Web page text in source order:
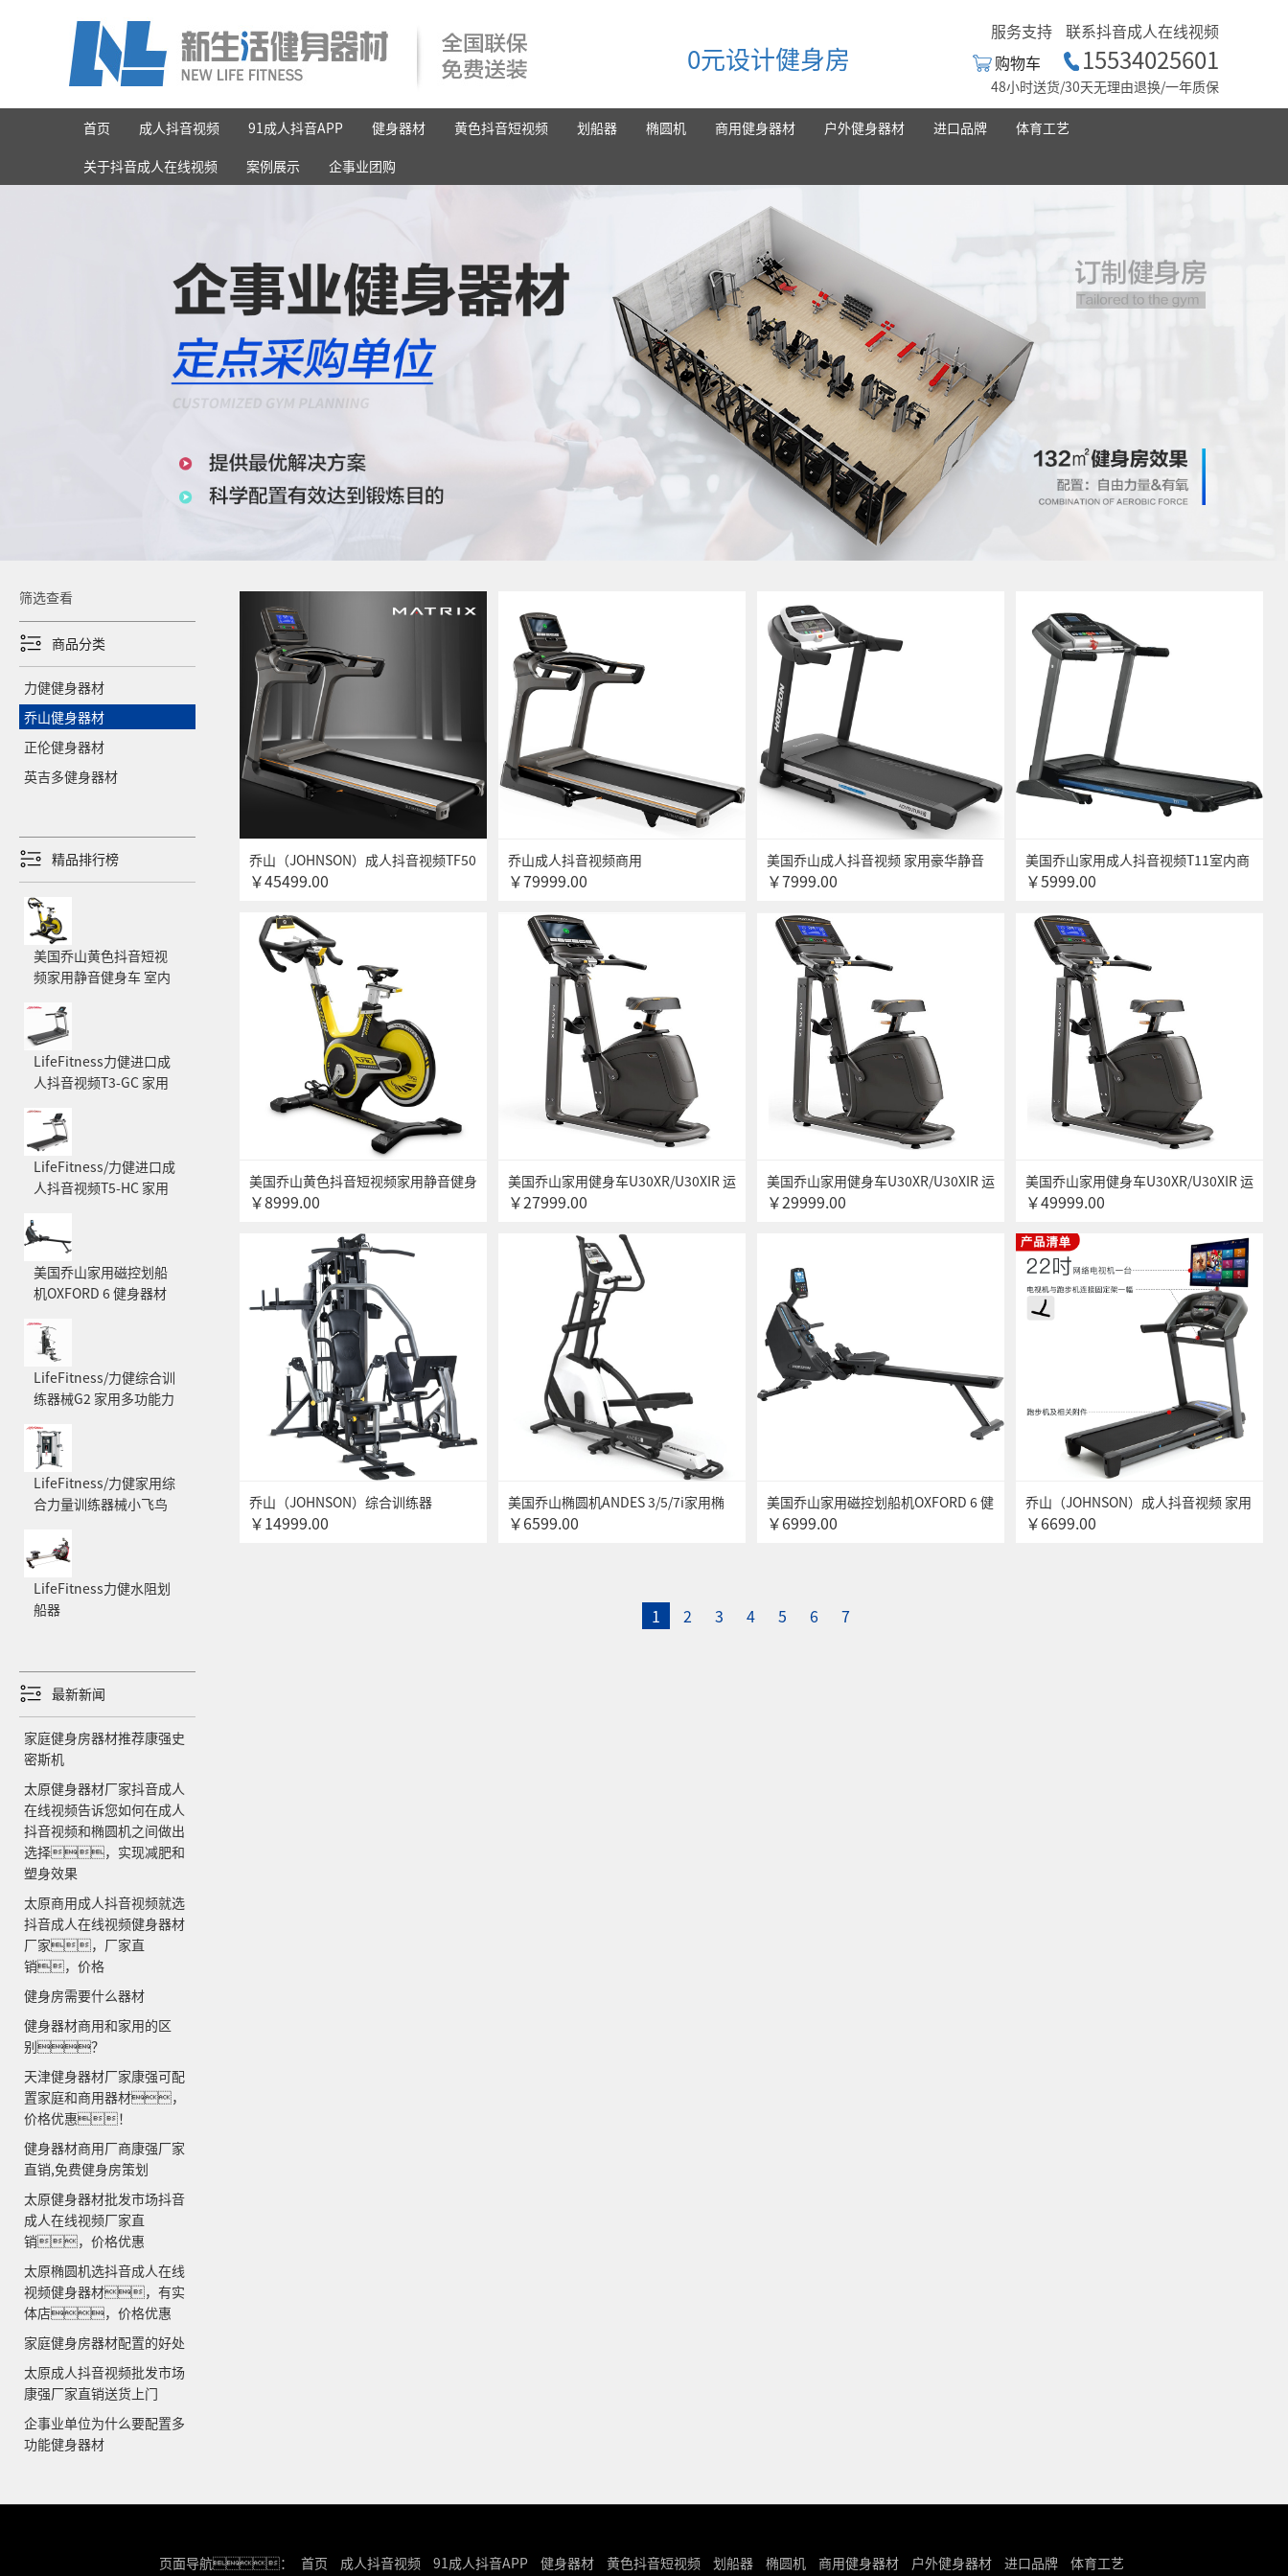
0元设计健身房
服务支持 联系抖音成人在线视频
购物车
15534025601
48小时送货/30天无理由退换/一年质保
首页 成人抖音视频 91成人抖音APP 健身器材 黄色抖音短视频 划船器 椭圆机 商用健身器材 户外健身器材 进口品牌
体育工艺
关于抖音成人在线视频
案例展示 企事业团购
筛选查看
商品分类
力健健身器材
乔山健身器材
正伦健身器材
英吉多健身器材
精品排行榜
美国乔山黄色抖音短视
频家用静音健身车 室内
GR7
LifeFitness力健进口成
人抖音视频T3-GC 家用
震护膝成人抖音视频
LifeFitness/力健进口成
人抖音视频T5-HC 家用
抖音视频
美国乔山家用磁控划船
机OXFORD 6 健身器材
LifeFitness/力健综合训
练器械G2 家用多功能力
LifeFitness/力健家用综
合力量训练器械小飞鸟
LifeFitness力健水阻划
船器
最新新闻
家庭健身房器材推荐康强史
密斯机
太原健身器材厂家抖音成人
在线视频告诉您如何在成人
抖音视频和椭圆机之间做出
选择，实现减肥和
塑身效果
太原商用成人抖音视频就选
抖音成人在线视频健身器材
厂家，厂家直
销，价格
健身房需要什么器材
健身器材商用和家用的区
别？
天津健身器材厂家康强可配
置家庭和商用器材，
价格优惠！
健身器材商用厂商康强厂家
直销,免费健身房策划
太原健身器材批发市场抖音
成人在线视频厂家直
销，价格优惠
太原椭圆机选抖音成人在线
视频健身器材，有实
体店，价格优惠
家庭健身房器材配置的好处
太原成人抖音视频批发市场
康强厂家直销送货上门
企事业单位为什么要配置多
功能健身器材
乔山（JOHNSON）成人抖音视频TF50
商用 8.5吋液晶屏XR
￥45499.00
乔山成人抖音视频商用
TF50XR/TF50XIR 智能健身房成人抖音
视频
￥79999.00
美国乔山成人抖音视频 家用豪华静音
折叠运动健身器材Adventure 3
￥7999.00
美国乔山家用成人抖音视频T11室内商
务静音健身器材可折叠 送货安装
￥5999.00
美国乔山黄色抖音短视频家用静音健身
车 室内自行车 运动健身器材GR7
￥8999.00
美国乔山家用健身车U30XR/U30XIR 运
动单车 室内自行车 健身器材商用系列
￥27999.00
美国乔山家用健身车U30XR/U30XIR 运
动单车 室内自行车 健身器材商用系列
￥29999.00
美国乔山家用健身车U30XR/U30XIR 运
动单车 室内自行车 健身器材商用系列
￥49999.00
乔山（JOHNSON）综合训练器
Torus4/5 TORUS5三人站多功能室内
￥14999.00
美国乔山椭圆机ANDES 3/5/7i家用椭
圆仪可折叠 太空漫步机 多功能健身器
￥6599.00
美国乔山家用磁控划船机OXFORD 6 健
身器材
￥6999.00
乔山（JOHNSON）成人抖音视频 家用
静音可折叠 智能10吋彩屏 外置22吋网
￥6699.00
1 2 3 4 5 6 7
页面导航： 首页 成人抖音视频 91成人抖音APP 健身器材 黄色抖音短视频 划船器 椭圆机 商用健身器材 户外健身器材 进口品牌 体育工艺